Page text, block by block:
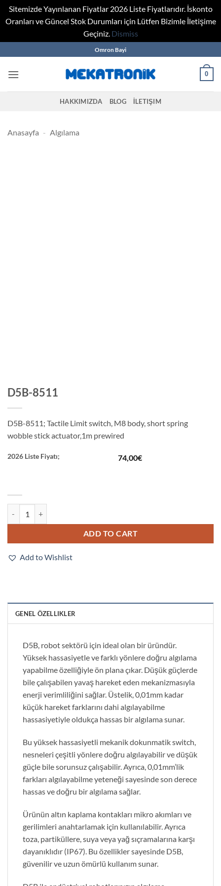
Sitemizde Yayınlanan Fiyatlar 2026 Liste Fiyatlarıdır. İskonto
Oranları ve Güncel Stok Durumları için Lütfen Bizimle İletişime
Geçiniz. Dismiss
to
content
Omron Bayi
0
HAKKIMIZDA BLOG İLETIŞIM
Anasayfa - Algılama
D5B-8511
D5B-8511; Tactile Limit switch, M8 body, short spring
wobble stick actuator,1m prewired
2026 Liste Fiyatı; 74,00€
ADD TO CART
Add to Wishlist
GENEL ÖZELLIKLER
D5B, robot sektörü için ideal olan bir üründür.
Yüksek hassasiyetle ve farklı yönlere doğru algılama
yapabilme özelliğiyle ön plana çıkar. Düşük güçlerde
bile çalışabilen yavaş hareket eden mekanizmasıyla
enerji verimliliğini sağlar. Üstelik, 0,01mm kadar
küçük hareket farklarını dahi algılayabilme
hassasiyetiyle oldukça hassas bir algılama sunar.
Bu yüksek hassasiyetli mekanik dokunmatik switch,
nesneleri çeşitli yönlere doğru algılayabilir ve düşük
güçle bile sorunsuz çalışabilir. Ayrıca, 0,01mm’lik
farkları algılayabilme yeteneği sayesinde son derece
hassas ve doğru bir algılama sağlar.
Ürünün altın kaplama kontakları mikro akımları ve
gerilimleri anahtarlamak için kullanılabilir. Ayrıca
toza, partiküllere, suya veya yağ sıçramalarına karşı
dayanıklıdır (IP67). Bu özellikler sayesinde D5B,
güvenilir ve uzun ömürlü kullanım sunar.